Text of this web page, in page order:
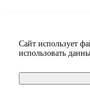
Сайт использует
использовать